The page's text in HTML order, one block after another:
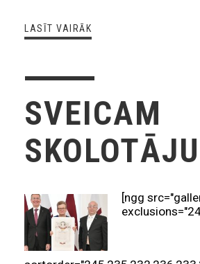
LASĪT VAIRĀK
SVEICAM
[ngg